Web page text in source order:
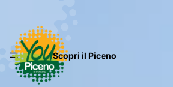
Scopri il Piceno